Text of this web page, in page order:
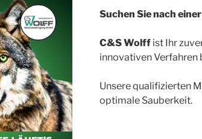
Suchen Sie nach
C&S Wolff ist Ihr
innovativen Verfahren
Unsere qualifizierten
optimale Sauberkeit.